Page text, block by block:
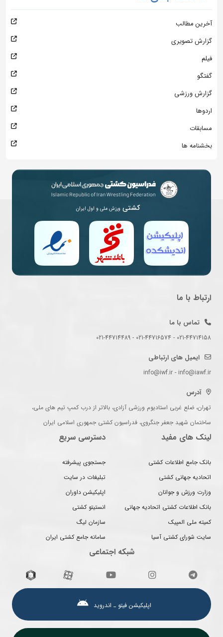
آخرین مطالب
گزارش تصویری
فیلم
گفتگو
گزارش ورزشی
اردوها
مسابقات
بخشنامه ها
کشتی ورزش ملی و اول ایران
ارتباط با ما
تماس با ما
021-44714158 - 021-44716574 - 021-44714489
ایمیل های ارتباطی
info@iwf.ir - info@iawf.ir
آدرس
تهران، ضلع غربی استادیوم ورزشی آزادی، بالاتر از درب کمپ تیم های ملی،
ساختمان شهید جعفر جنگروی، فدراسیون کشتی جمهوری اسلامی ایران
لینک های مفید
بانک جامع اطلاعات کشتی
اتحادیه جهانی کشتی
وزارت ورزش و جوانان
بانک اطلاعات کشتی اتحادیه جهانی
کمیته ملی المپیک
سایت شورای کشتی آسیا
دسترسی سریع
جستجوی پیشرفته
تبلیغات در سایت
اپلیکیشن داوران
انستیتو کشتی
سازمان لیگ
سامانه جامع کشتی ایران
شبکه اجتماعی
اپلیکیشن فیتو ـ اندروید